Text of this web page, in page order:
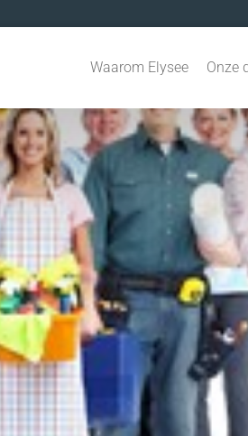
Waarom Elysee Onze